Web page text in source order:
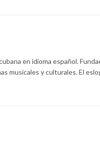
en idioma español.
musicales y culturales. El